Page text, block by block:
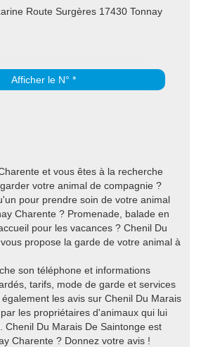
Route Surgères 17430 Tonnay
Afficher le N° *
et vous êtes à la recherche
votre animal de compagnie ?
pour prendre soin de votre animal
Charente ? Promenade, balade en
pour les vacances ? Chenil Du
propose la garde de votre animal à
son téléphone et informations
tarifs, mode de garde et services
les avis sur Chenil Du Marais
les propriétaires d'animaux qui lui
Chenil Du Marais De Saintonge est
Charente ? Donnez votre avis !